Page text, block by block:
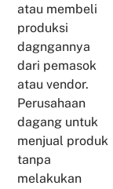
atau membeli
produksi
dagngannya
dari pemasok
atau vendor.
Perusahaan
dagang untuk
menjual produk
tanpa
melakukan